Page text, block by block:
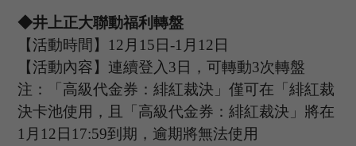
◆井上正大聯動福利轉盤
【活動時間】 12 月 15 日-1 月 1 2 日
【活動內容】連續登入 3日，可轉動3次轉盤
注：「高級代金券：緋紅裁決」僅可在「緋紅裁
決卡池使用，且「高級代金券：緋紅裁決」將在
1 月 1 2 日 1 7:59到期，逾期將無法使用